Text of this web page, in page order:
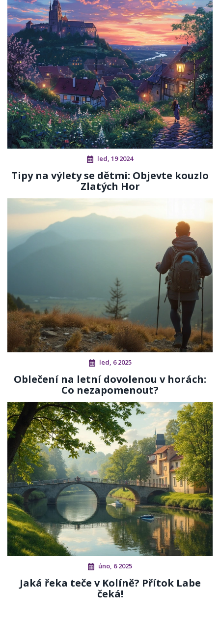
led, 19 2024
Tipy na výlety se dětmi: Objevte kouzlo
Zlatých Hor
led, 6 2025
Oblečení na letní dovolenou v horách:
Co nezapomenout?
úno, 6 2025
Jaká řeka teče v Kolíně? Přítok Labe
čeká!